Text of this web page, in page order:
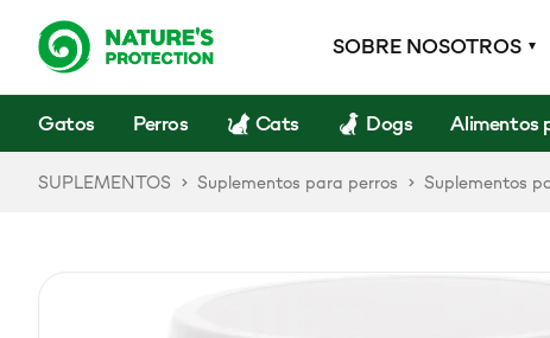
SOBRE NOSOTROS
Gatos Perros Cats Dogs Alimentos
SUPLEMENTOS Suplementos para perros Suplementos